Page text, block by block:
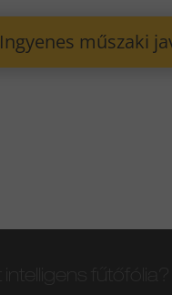
Ingyenes műszaki